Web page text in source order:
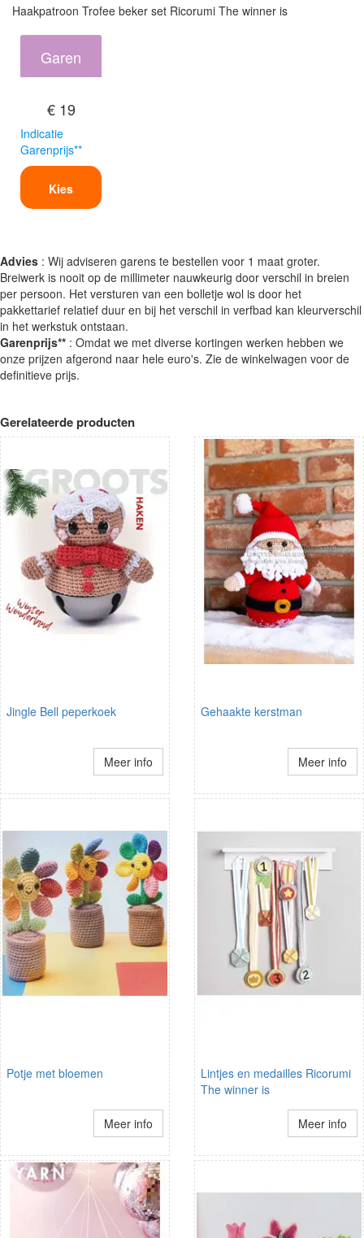
Haakpatroon Trofee beker set Ricorumi The winner is
Garen
€ 19
Indicatie
Garenprijs**
Kies
Advies : Wij adviseren garens te bestellen voor 1 maat groter.
Breiwerk is nooit op de millimeter nauwkeurig door verschil in breien
per persoon. Het versturen van een bolletje wol is door het
pakkettarief relatief duur en bij het verschil in verfbad kan kleurverschil
in het werkstuk ontstaan.
Garenprijs** : Omdat we met diverse kortingen werken hebben we
onze prijzen afgerond naar hele euro's. Zie de winkelwagen voor de
definitieve prijs.
Gerelateerde producten
Jingle Bell peperkoek
Meer info
Gehaakte kerstman
Meer info
Potje met bloemen
Meer info
Lintjes en medailles Ricorumi
The winner is
Meer info